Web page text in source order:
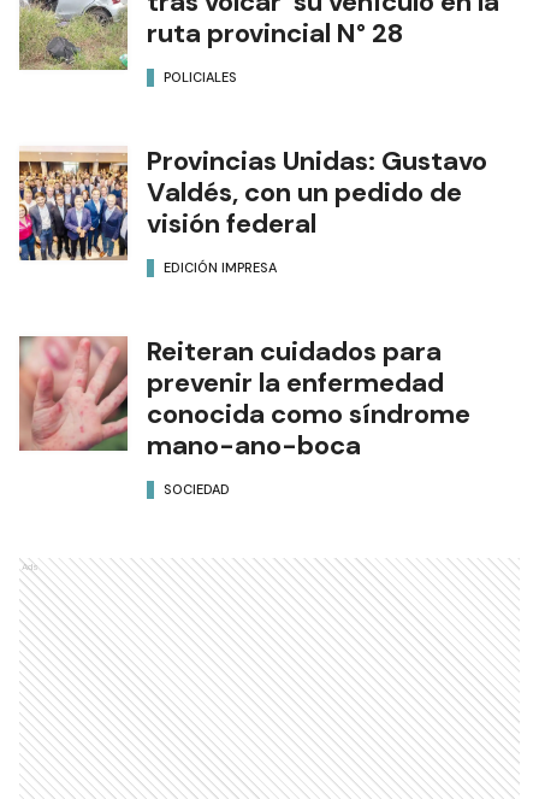
ruta provincial N° 28
POLICIALES
Provincias Unidas: Gustavo
Valdés, con un pedido de
visión federal
EDICIÓN IMPRESA
Reiteran cuidados para
prevenir la enfermedad
conocida como síndrome
mano-ano-boca
SOCIEDAD
Ads